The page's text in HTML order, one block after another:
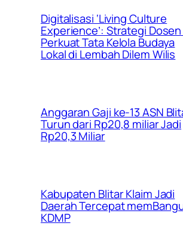
Digitalisasi ‘Living Culture
Experience’: Strategi
Perkuat Tata Kelola Budaya
Lokal di Lembah Dilem Wilis
Anggaran Gaji ke-13 ASN
Turun dari Rp20,8 miliar Jadi
Rp20,3 Miliar
Kabupaten Blitar Klaim Jadi
Daerah Tercepat
KDMP